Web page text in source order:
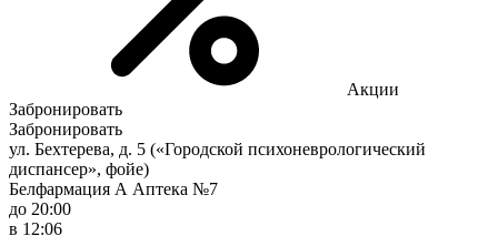
Акции
Забронировать
Забронировать
ул. Бехтерева, д. 5 («Городской психоневрологический
диспансер», фойе)
Белфармация А Аптека №7
до 20:00
в 12:06